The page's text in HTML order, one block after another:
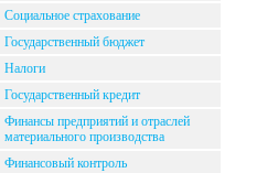
Социальное страхование
Государственный бюджет
Налоги
Государственный кредит
Финансы предприятий и отраслей
материального производства
Финансовый контроль